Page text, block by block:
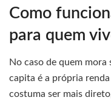
Como
para quem
No caso de quem mora
capita é a própria
costuma ser mais